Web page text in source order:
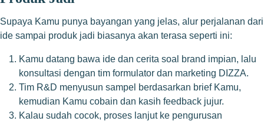
Supaya Kamu punya bayangan yang jelas, alur perjalanan dari
ide sampai produk jadi biasanya akan terasa seperti ini:
Kamu datang bawa ide dan cerita soal brand impian, lalu
konsultasi dengan tim formulator dan marketing DIZZA.
Tim R&D menyusun sampel berdasarkan brief Kamu,
kemudian Kamu cobain dan kasih feedback jujur.
Kalau sudah cocok, proses lanjut ke pengurusan